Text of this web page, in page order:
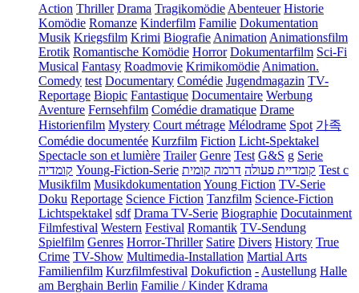
Action Thriller Drama Tragikomödie Abenteuer Historie
Komödie Romanze Kinderfilm Familie Dokumentation
Musik Kriegsfilm Krimi Biografie Animation Animationsfilm
Erotik Romantische Komödie Horror Dokumentarfilm Sci-Fi
Musical Fantasy Roadmovie Krimikomödie Animation.
Comedy test Documentary Comédie Jugendmagazin TV-
Reportage Biopic Fantastique Documentaire Werbung
Aventure Fernsehfilm Comédie dramatique Drame
Historienfilm Mystery Court métrage Mélodrame Spot 가족
Comédie documentée Kurzfilm Fiction Licht-Spektakel
Spectacle son et lumière Trailer Genre Test G&S g Serie
קומדיה Young-Fiction-Serie קומדיית פעולה דרמה קומית
Test c
Musikfilm Musikdokumentation Young Fiction TV-Serie
Doku Reportage Science Fiction Tanzfilm Science-Fiction
Lichtspektakel sdf Drama TV-Serie Biographie Docutainment
Filmfestival Western Festival Romantik TV-Sendung
Spielfilm Genres Horror-Thriller Satire Divers History True
Crime TV-Show Multimedia-Installation Martial Arts
Familienfilm Kurzfilmfestival Dokufiction - Austellung Halle
am Berghain Berlin Familie / Kinder Kdrama